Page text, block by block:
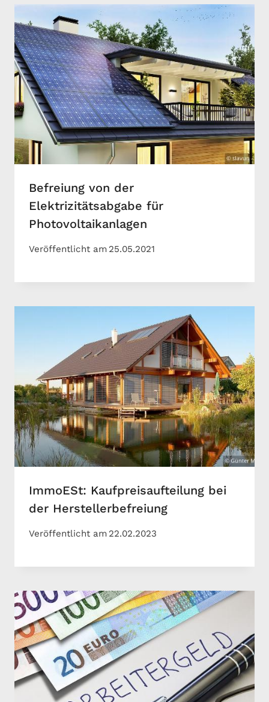
Befreiung von der
Elektrizitätsabgabe für
Photovoltaikanlagen
Veröffentlicht am 25.05.2021
ImmoESt: Kaufpreisaufteilung bei
der Herstellerbefreiung
Veröffentlicht am 22.02.2023